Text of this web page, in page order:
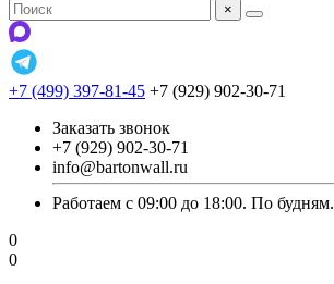
×
+7 (499) 397-81-45 +7 (929) 902-30-71
Заказать звонок
+7 (929) 902-30-71
info@bartonwall.ru
Работаем с 09:00 до 18:00. По будням.
0
0